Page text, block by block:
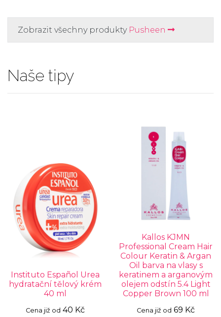
Zobrazit všechny produkty Pusheen
Naše tipy
Instituto Español Urea
hydratační tělový krém
40 ml
Cena již od 40 Kč
Kallos KJMN
Professional Cream Hair
Colour Keratin & Argan
Oil barva na vlasy s
keratinem a arganovým
olejem odstín 5.4 Light
Copper Brown 100 ml
Cena již od 69 Kč